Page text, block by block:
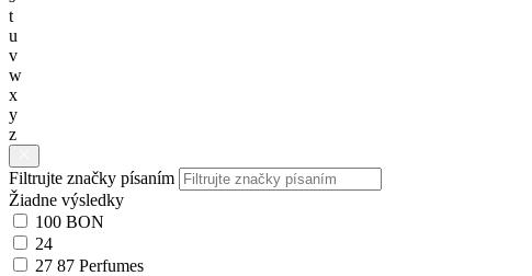
t
u
v
w
x
y
z
Filtrujte značky písaním
Žiadne výsledky
100 BON
24
27 87 Perfumes